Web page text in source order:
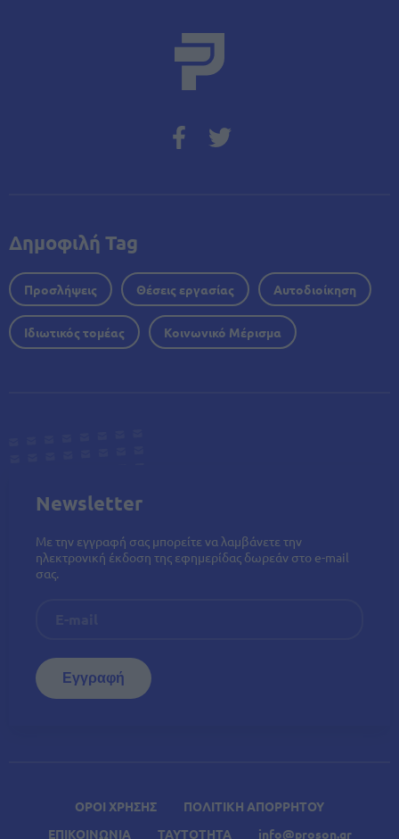
ΟΡΟΙ ΧΡΗΣΗΣ
ΠΟΛΙΤΙΚΗ ΑΠΟΡΡΗΤΟΥ
ΕΠΙΚΟΙΝΩΝΙΑ
ΤΑΥΤΟΤΗΤΑ info@proson.gr
Δημοφιλή Tag
Προσλήψεις Θέσεις εργασίας Αυτοδιοίκηση
Ιδιωτικός τομέας Κοινωνικό Μέρισμα
Newsletter
Με την εγγραφή σας μπορείτε να λαμβάνετε την
ηλεκτρονική έκδοση της εφημερίδας δωρεάν στο e-mail
σας.